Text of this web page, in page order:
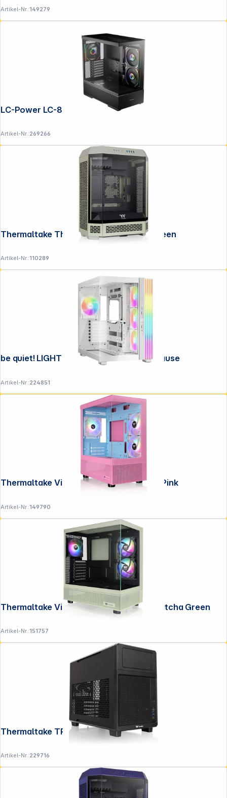
Artikel-Nr.:149279
LC-Power LC-812B-ON Onyx Vision
Artikel-Nr.:269266
Thermaltake The Tower 600 Matcha Green
Artikel-Nr.:110289
be quiet! LIGHT BASE 600 LX White Gehäuse
Artikel-Nr.:224851
Thermaltake View 170 TG ARGB Bubble Pink
Artikel-Nr.:149790
Thermaltake View 270 Plus TG ARGB Matcha Green
Artikel-Nr.:151757
Thermaltake TR200
Artikel-Nr.:229716